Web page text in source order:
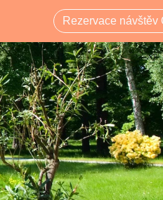
Rezervace návštěv